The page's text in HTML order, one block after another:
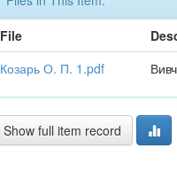
File
Козарь О. П. 1.pdf
Show full item record